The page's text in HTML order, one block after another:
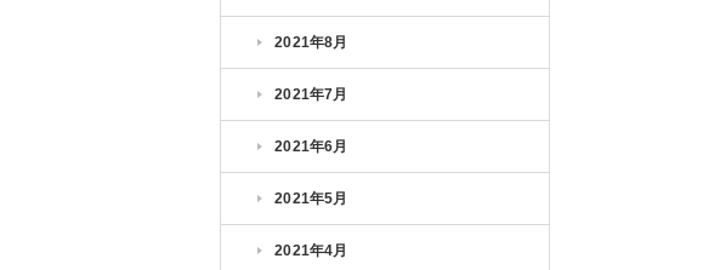
2021年8月
2021年7月
2021年6月
2021年5月
2021年4月